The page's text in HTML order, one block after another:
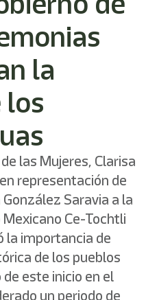
la
las Mujeres, Clarisa
representación de
Saravia a la
Ce-Tochtli
la importancia de
de los pueblos
este inicio en el
un periodo de